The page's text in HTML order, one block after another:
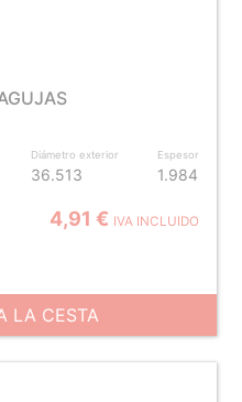
Diámetro exterior
36.513
Espesor
1.984
4,91 € IVA INCLUIDO
LA CESTA